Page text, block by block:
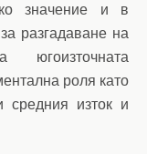
значение и в
разгадаване на
югоизточната
роля като
средния изток и